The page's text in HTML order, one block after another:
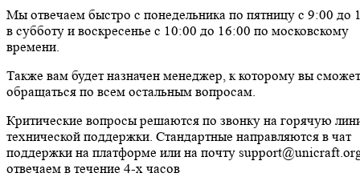
Мы отвечаем быстро с понедельника по пятницу с 9:00 до
в субботу и воскресенье с 10:00 до 16:00 по московскому
времени.
Также вам будет назначен менеджер, к которому вы
обращаться по всем остальным вопросам.
Критические вопросы решаются по звонку на горячую
технической поддержки. Стандартные направляются в чат
поддержки на платформе или на почту
отвечаем в течение 4-х часов